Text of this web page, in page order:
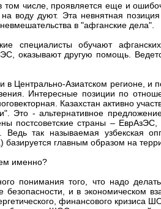
том числе, проявляется еще и
воду дуют. Эта невнятная
в "афганские дела".
специалисты обучают
оказывают другую помощь.
Центрально-Азиатском регионе, и
Интересные позиции по
Казахстан активно
Это - альтернативное
постсоветские страны –
так называемая узбекская
главным образом на
именно?
понимания того, что надо
и в экономическом
финансового кризиса